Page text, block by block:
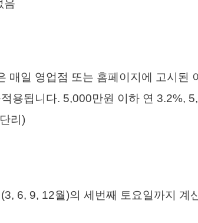
음
매일 영업점 또는 홈페이지에 고시된
용됩니다. 5,000만원 이하 연 3.2%,
리)
6, 9, 12월)의 세번째 토요일까지 계